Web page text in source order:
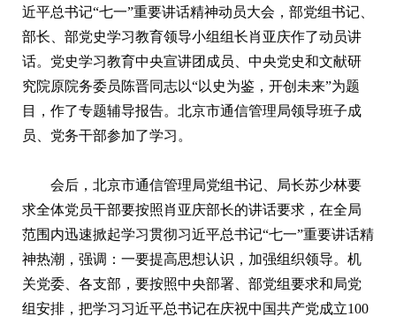
近平总书记“七一”重要讲话精神动员大会，部党组书记、
部长、部党史学习教育领导小组组长肖亚庆作了动员讲
话。党史学习教育中央宣讲团成员、中央党史和文献研
究院原院务委员陈晋同志以“以史为鉴，开创未来”为题
目，作了专题辅导报告。北京市通信管理局领导班子成
员、党务干部参加了学习。
会后，北京市通信管理局党组书记、局长苏少林要
求全体党员干部要按照肖亚庆部长的讲话要求，在全局
范围内迅速掀起学习贯彻习近平总书记“七一”重要讲话精
神热潮，强调：一要提高思想认识，加强组织领导。机
关党委、各支部，要按照中央部署、部党组要求和局党
组安排，把学习习近平总书记在庆祝中国共产党成立100